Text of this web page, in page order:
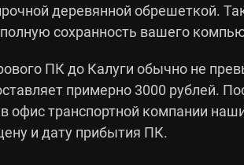
деревянной обрешеткой.
сохранность вашего
ПК до Калуги обычно не
примерно 3000 рублей.
офис транспортной компании
и дату прибытия ПК.